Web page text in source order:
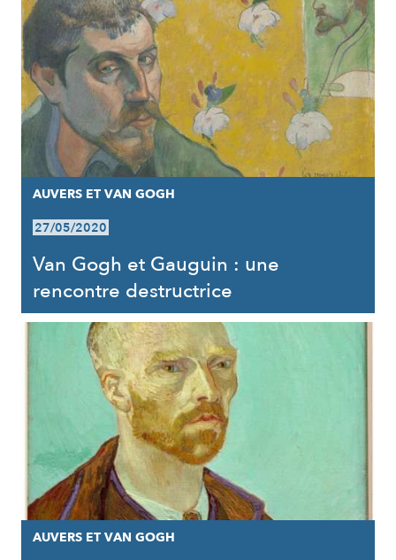
AUVERS ET VAN GOGH
27/05/2020
Van Gogh et Gauguin : une
rencontre destructrice
AUVERS ET VAN GOGH